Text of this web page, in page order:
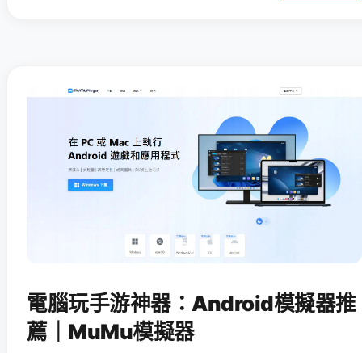
電腦玩手游神器：Android模擬器推
薦｜MuMu模擬器